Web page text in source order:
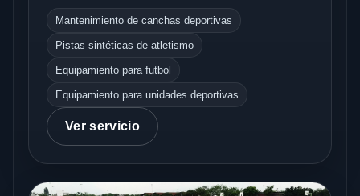
Mantenimiento de canchas deportivas
Pistas sintéticas de atletismo
Equipamiento para futbol
Equipamiento para unidades deportivas
Ver servicio